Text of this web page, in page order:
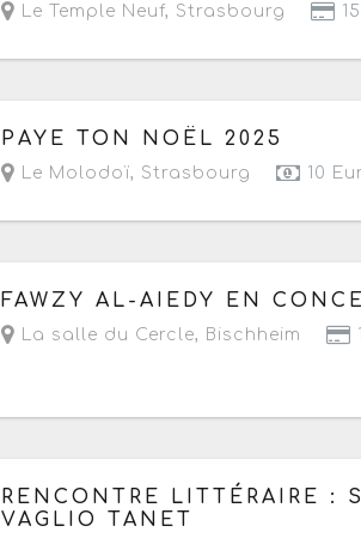
Le Temple Neuf, Strasbourg
Du jeudi 11 au samedi 13 décembre
PAYE TON NOËL 2025
Le Molodoï, Strasbourg 10
Le samedi 13 décembre 2025 de 20h
FAWZY AL-AIEDY EN
La salle du Cercle, Bischheim
Le mercredi 10 décembre 2025 de 19h
RENCONTRE LITTÉRAIRE :
VAGLIO TANET